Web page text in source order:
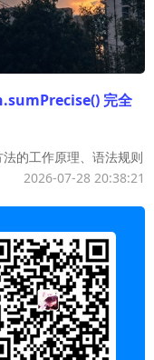
完全
的工作原理、语法规则
2026-07-28 20:38:21